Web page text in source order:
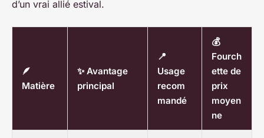
d’un vrai allié estival.
🪶
Matière
✨ Avantage
principal
📍
Usage
recom
mandé
💰
Fourch
ette de
prix
moyen
ne